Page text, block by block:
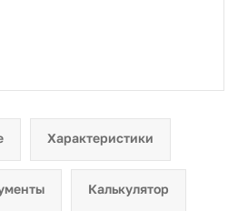
Характеристики
Калькулятор